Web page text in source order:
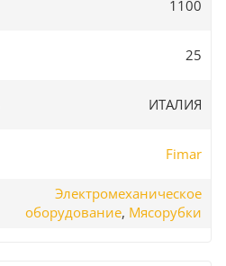
1100
25
ИТАЛИЯ
Fimar
Электромеханическое
оборудование, Мясорубки